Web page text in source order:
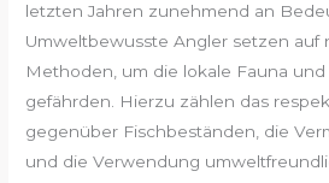
letzten Jahren zunehmend an
Umweltbewusste Angler setzen auf
Methoden, um die lokale Fauna
gefährden. Hierzu zählen das
gegenüber Fischbeständen, die
und die Verwendung